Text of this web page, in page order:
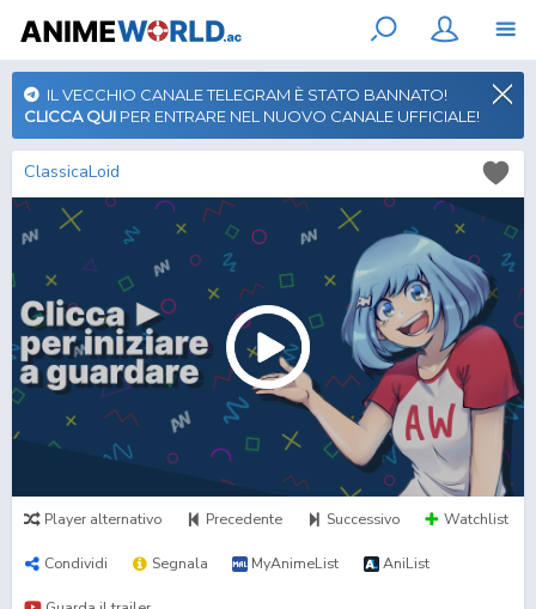
IL VECCHIO CANALE TELEGRAM È STATO BANNATO!
CLICCA QUI PER ENTRARE NEL NUOVO CANALE UFFICIALE!
ClassicaLoid
Player alternativo Precedente Successivo Watchlist
Condividi Segnala MyAnimeList AniList